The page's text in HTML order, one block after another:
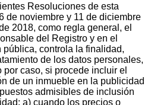
Resoluciones de esta
de noviembre y 11 de diciembre
2018, como regla general, el
del Registro y en el
controla la finalidad,
de los datos personales,
caso, si procede incluir el
de un inmueble en la publicidad
admisibles de inclusión
a) cuando los precios o